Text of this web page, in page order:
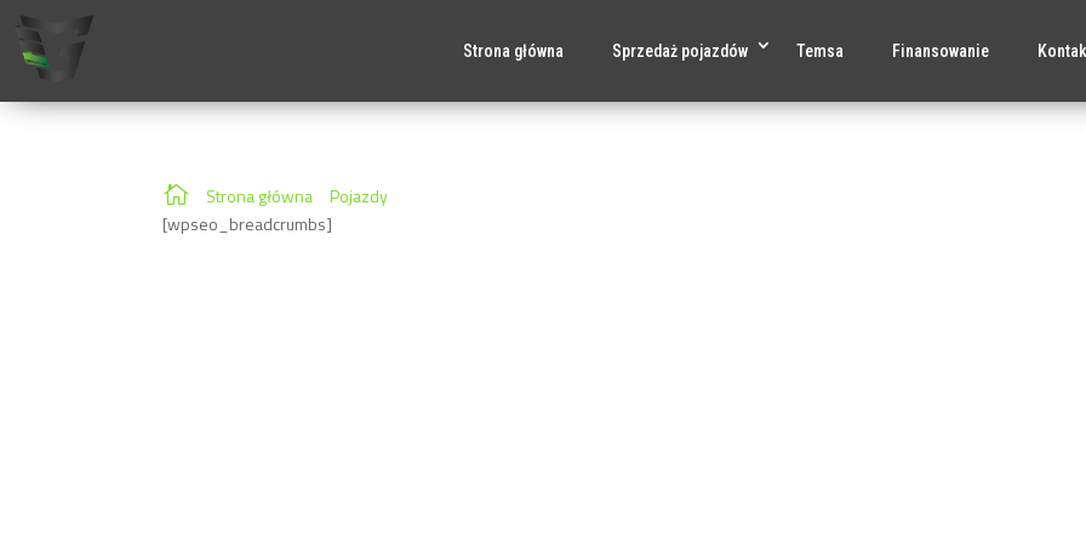
Strona główna Sprzedaż pojazdów Temsa Finansowanie
 Strona główna» Pojazdy»
[wpseo_breadcrumbs]